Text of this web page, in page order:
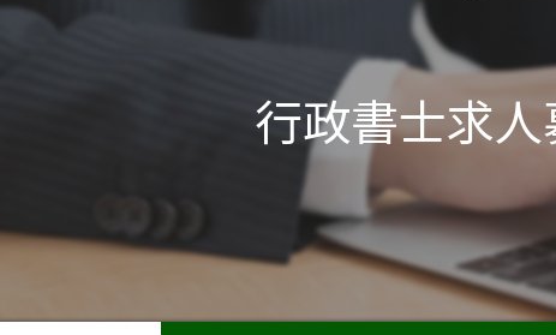
行政書士求